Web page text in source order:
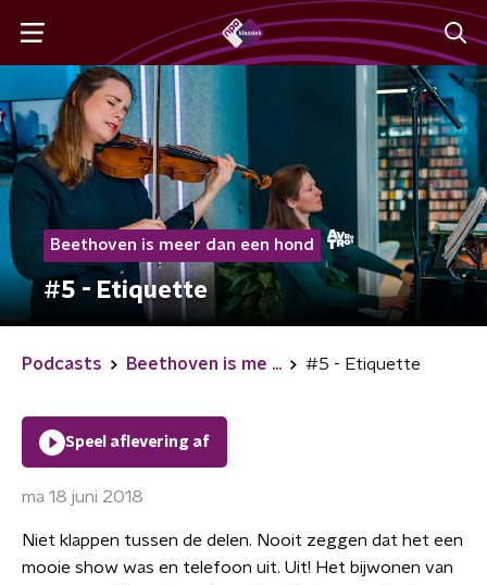
Beethoven is meer dan een hond
#5 - Etiquette
Podcasts Beethoven is me ... #5 - Etiquette
Speel aflevering af
ma 18 juni 2018
Niet klappen tussen de delen. Nooit zeggen dat het een
mooie show was en telefoon uit. Uit! Het bijwonen van